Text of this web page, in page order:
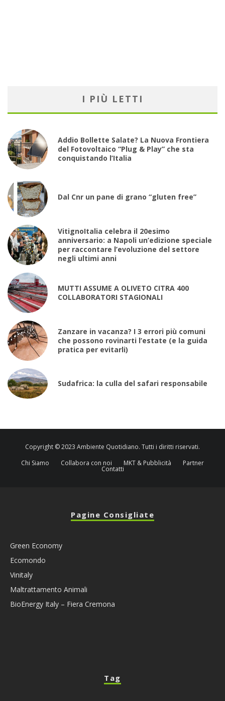
I PIÙ LETTI
Addio Bollette Salate? La Nuova Frontiera
del Fotovoltaico “Plug & Play” che sta
conquistando l’Italia
Dal Cnr un pane di grano “gluten free”
VitignoItalia celebra il 20esimo
anniversario: a Napoli un’edizione speciale
per raccontare l’evoluzione del settore
negli ultimi anni
MUTTI ASSUME A OLIVETO CITRA 400
COLLABORATORI STAGIONALI
Zanzare in vacanza? I 3 errori più comuni
che possono rovinarti l’estate (e la guida
pratica per evitarli)
Sudafrica: la culla del safari responsabile
Copyright © 2023 Ambiente Quotidiano. Tutti i diritti riservati.
Chi Siamo
Collabora con noi MKT & Pubblicità Partner
Contatti
Pagine Consigliate
Green Economy
Ecomondo
Vinitaly
Maltrattamento Animali
BioEnergy Italy – Fiera Cremona
Tag